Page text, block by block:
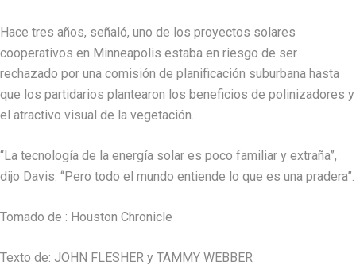
Hace tres años, señaló, uno de los proyectos solares
cooperativos en Minneapolis estaba en riesgo de ser
rechazado por una comisión de planificación suburbana hasta
que los partidarios plantearon los beneficios de polinizadores y
el atractivo visual de la vegetación.
“La tecnología de la energía solar es poco familiar y extraña”,
dijo Davis. “Pero todo el mundo entiende lo que es una pradera”.
Tomado de : Houston Chronicle
Texto de: JOHN FLESHER y TAMMY WEBBER